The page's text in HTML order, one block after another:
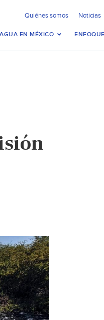
Quiénes somos Noticias
AGUA EN MÉXICO